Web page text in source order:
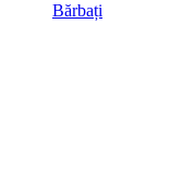
Bărbați